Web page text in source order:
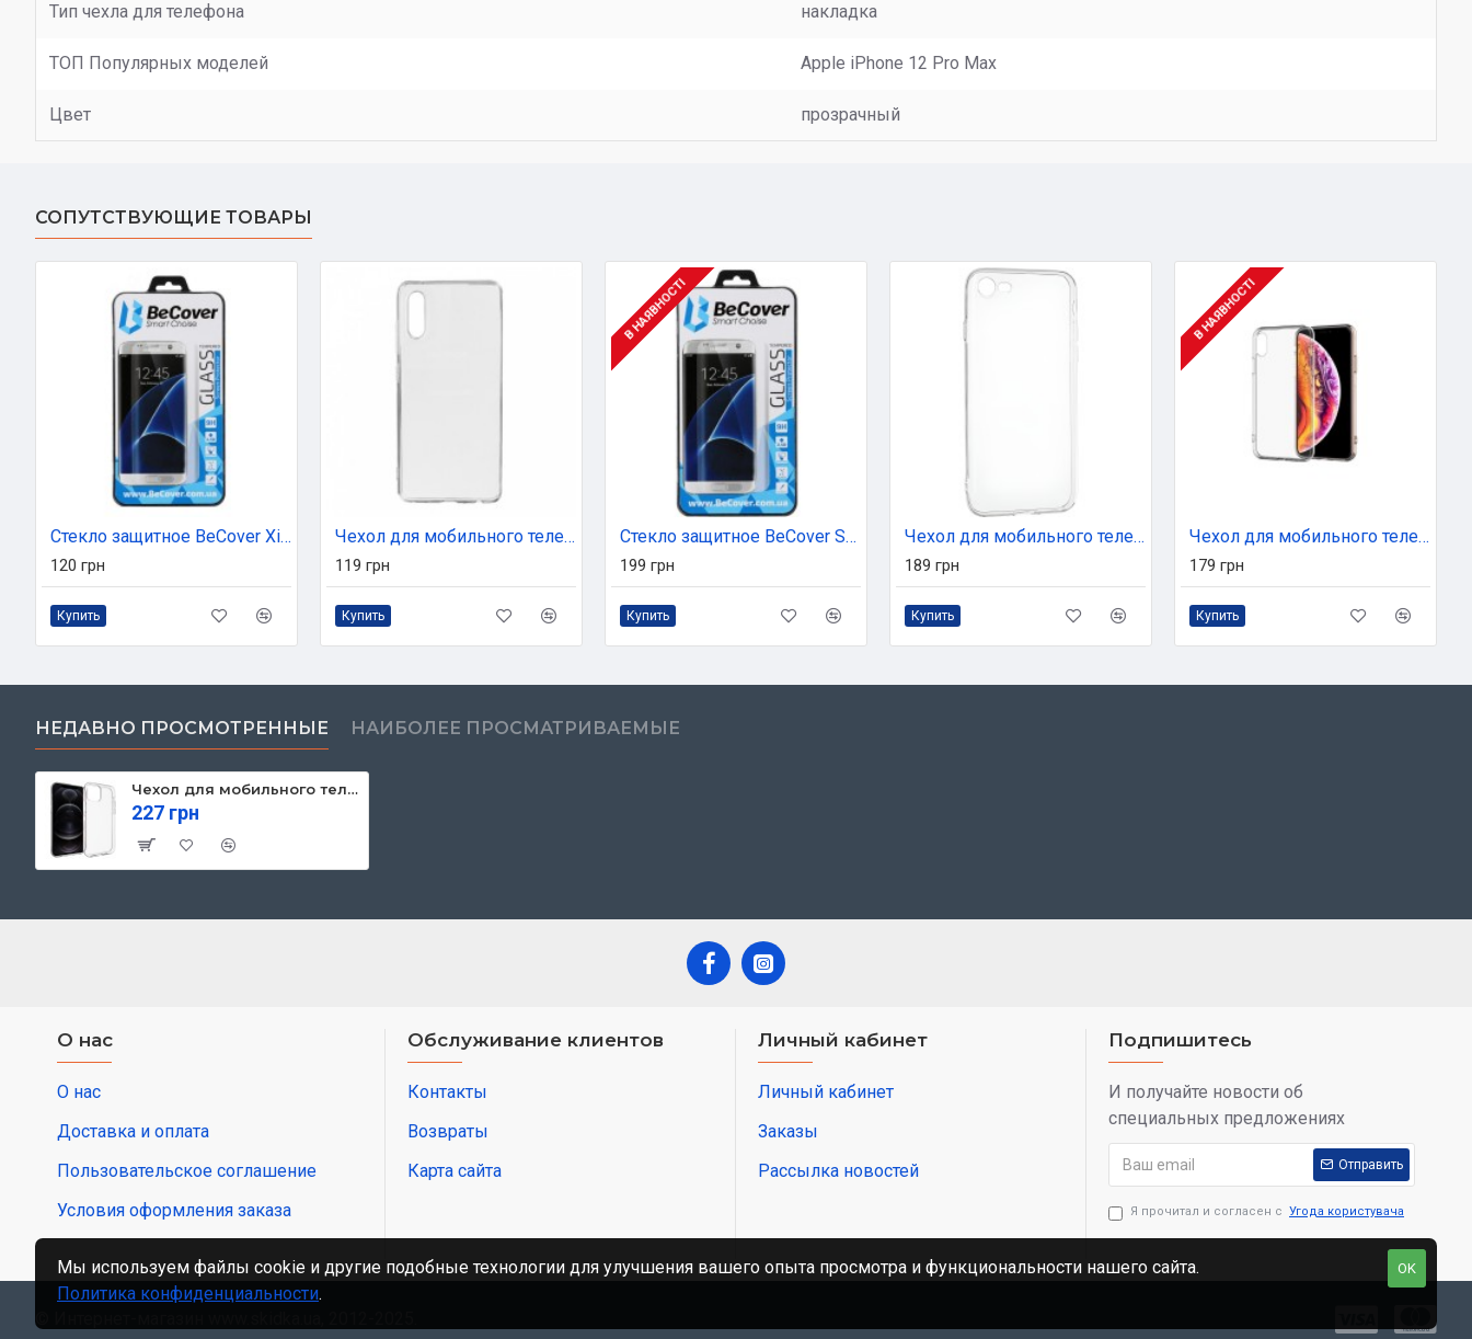
Тип чехла для телефона накладка
ТОП Популярных моделей Apple iPhone 12 Pro Max
Цвет прозрачный
СОПУТСТВУЮЩИЕ ТОВАРЫ
Стекло защитное BeCover Xiaomi Redmi Note 9S / Note 9 Pro / Note 9 Pro Max Crystal C (704836)
120 грн
Купить
Чехол для мобильного телефона Armorstandart Air Series for Samsung A02 (A022) Transparent (ARM58156)
119 грн
Купить
В НАЯВНОСТІ
Стекло защитное BeCover Samsung Galaxy A72 SM-A726 Black (705660)
199 грн
Купить
Чехол для мобильного телефона BeCover Apple iPhone 7 / 8 / SE 2020 Transparancy (704769) (704769)
189 грн
Купить
В НАЯВНОСТІ
Чехол для мобильного телефона BeCover Apple iPhone X/XS Transparancy (704771) (704771)
179 грн
Купить
НЕДАВНО ПРОСМОТРЕННЫЕ НАИБОЛЕЕ ПРОСМАТРИВАЕМЫЕ
Чехол для мобильного телефона BeCover Apple iPhone 12 Pro Max Transparancy (705365)
227 грн
О нас
О нас
Доставка и оплата
Пользовательское соглашение
Условия оформления заказа
Обслуживание клиентов
Контакты
Возвраты
Карта сайта
Личный кабинет
Личный кабинет
Заказы
Рассылка новостей
Подпишитесь
И получайте новости об
специальных предложениях
Отправить
Я прочитал и согласен с Угода користувача
OK
Мы используем файлы cookie и другие подобные технологии для улучшения вашего опыта просмотра и функциональности нашего сайта.
Политика конфиденциальности.